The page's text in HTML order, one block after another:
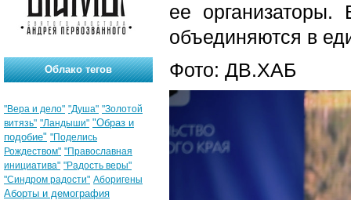
ее
объединяются в
Фото: ДВ.ХАБ
Облако тегов
"Вера и дело" "Душа" "Золотой
витязь" "Ландыши" "Образ и
подобие" "Поделись
Рождеством" "Православная
инициатива" "Радость веры"
"Синдром радости" Аборигены
Аборты и демография